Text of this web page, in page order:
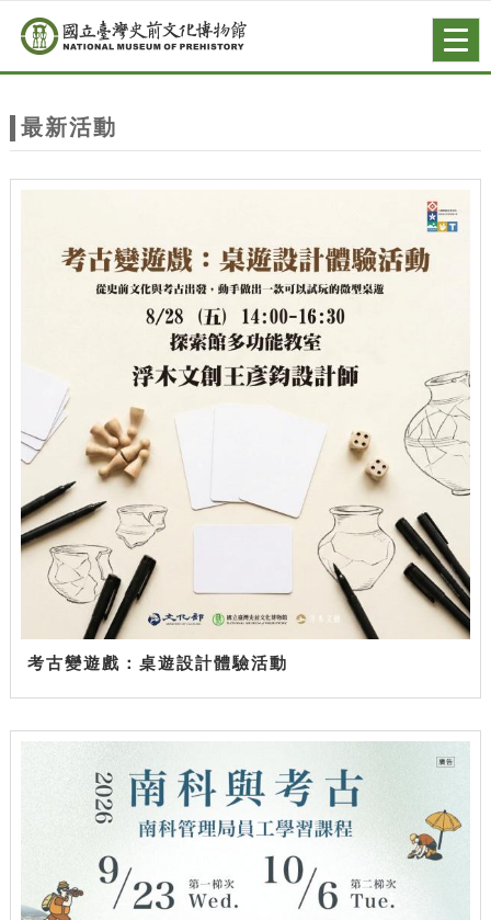
站
主
跳到主要內容
網站導覽
最新活動
考古變遊戲：桌遊設計體驗活動